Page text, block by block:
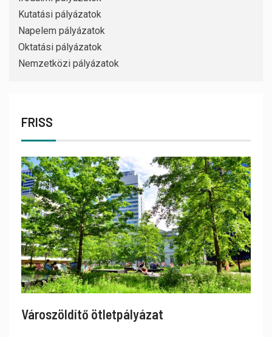
Kutatási pályázatok
Napelem pályázatok
Oktatási pályázatok
Nemzetközi pályázatok
FRISS
Városzöldítő ötletpályázat